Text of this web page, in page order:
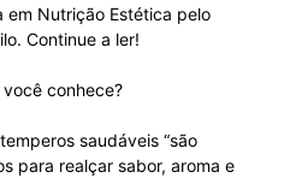
Nutrição Estética pelo
Continue a ler!
conhece?
saudáveis “são
para realçar sabor, aroma e